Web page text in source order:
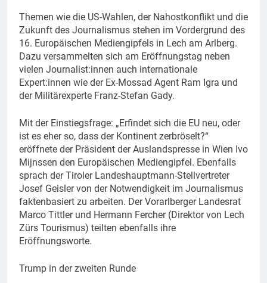
Themen wie die US-Wahlen, der Nahostkonflikt und die
Zukunft des Journalismus stehen im Vordergrund des
16. Europäischen Mediengipfels in Lech am Arlberg.
Dazu versammelten sich am Eröffnungstag neben
vielen Journalist:innen auch internationale
Expert:innen wie der Ex-Mossad Agent Ram Igra und
der Militärexperte Franz-Stefan Gady.
Mit der Einstiegsfrage: „Erfindet sich die EU neu, oder
ist es eher so, dass der Kontinent zerbröselt?“
eröffnete der Präsident der Auslandspresse in Wien Ivo
Mijnssen den Europäischen Mediengipfel. Ebenfalls
sprach der Tiroler Landeshauptmann-Stellvertreter
Josef Geisler von der Notwendigkeit im Journalismus
faktenbasiert zu arbeiten. Der Vorarlberger Landesrat
Marco Tittler und Hermann Fercher (Direktor von Lech
Zürs Tourismus) teilten ebenfalls ihre
Eröffnungsworte.
Trump in der zweiten Runde